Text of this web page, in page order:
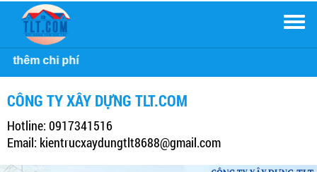
CÔNG TY XÂY DỰNG TLT.COM
Hotline: 0917341516
Email: kientrucxaydungtlt8688@gmail.com